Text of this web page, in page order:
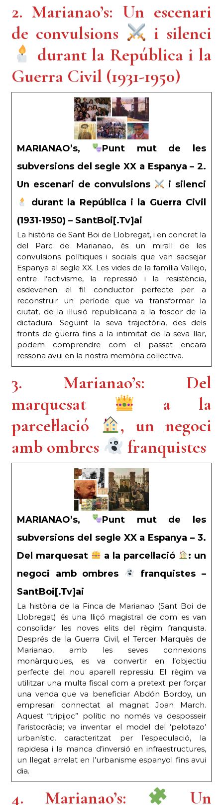
2. Marianao’s: Un escenari
de convulsions
i silenci
durant la República i la
Guerra Civil (1931-1950)
MARIANAO’s,
Punt mut de les
subversions del segle XX a Espanya – 2.
Un escenari de convulsions
i silenci
durant la República i la Guerra Civil
(1931-1950) – SantBoi[.Tv]ai
La història de Sant Boi de Llobregat, i en concret la
del Parc de Marianao, és un mirall de les
convulsions polítiques i socials que van sacsejar
Espanya al segle XX. Les vides de la família Vallejo,
entre l’activisme, la repressió i la resistència,
esdevenen el fil conductor perfecte per a
reconstruir un període que va transformar la
ciutat, de la il·lusió republicana a la foscor de la
dictadura. Seguint la seva trajectòria, des dels
fronts de guerra fins a la intimitat de la seva llar,
podem comprendre com el passat encara
ressona avui en la nostra memòria col·lectiva.
3. Marianao’s: Del
marquesat
a la
parcel·lació
, un negoci
amb ombres
franquistes
MARIANAO’s,
Punt mut de les
subversions del segle XX a Espanya – 3.
Del marquesat
a la parcel·lació
: un
negoci amb ombres
franquistes –
SantBoi[.Tv]ai
La història de la Finca de Marianao (Sant Boi de
Llobregat) és una lliçó magistral de com es van
consolidar les noves elits del règim franquista.
Després de la Guerra Civil, el Tercer Marquès de
Marianao, amb les seves connexions
monàrquiques, es va convertir en l’objectiu
perfecte del nou aparell repressiu. El règim va
utilitzar una multa fiscal com a pretext per forçar
una venda que va beneficiar Abdón Bordoy, un
empresari connectat al magnat Joan March.
Aquest “tripijoc” polític no només va desposseir
l’aristocràcia; va inventar el model del ‘pelotazo’
urbanístic, caracteritzat per l’especulació, la
rapidesa i la manca d’inversió en infraestructures,
un llegat arrelat en l’urbanisme espanyol fins avui
dia.
4. Marianao’s: Un